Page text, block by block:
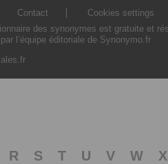
Contact
Cookies settings
des synonymes est gratuite et
l’équipe éditoriale de Synonymo.fr
R S T U V W X